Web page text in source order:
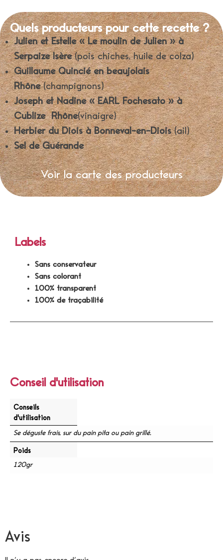
Quels producteurs pour cette recette ?
Julien et Estelle « Le moulin de Julien » à
Serpaize Isère(pois chiches, huile de colza)
Guillaume Quincié en beaujolais
Rhône(champignons)
Joseph et Nadine « EARL Fochesato » à
Cublize Rhône(vinaigre)
Herbier du Diois à Bonneval-en-Diois(ail)
Sel de Guérande
Voir la carte des producteurs
Conseil d'utilisation
Conseils
d'utilisation
Se déguste frais, sur du pain pita ou pain grillé.
Poids
120gr
Labels
Sans conservateur
Sans colorant
100% transparent
100% de traçabilité
Avis